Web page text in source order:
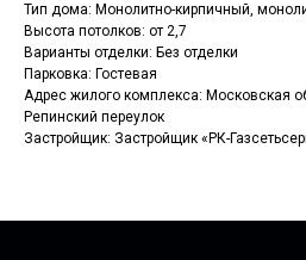
Тип дома: Монолитно-кирпичный,
Высота потолков: от 2,7
Варианты отделки: Без отделки
Парковка: Гостевая
Адрес жилого комплекса: Московская
Репинский переулок
Застройщик: Застройщик «РК-